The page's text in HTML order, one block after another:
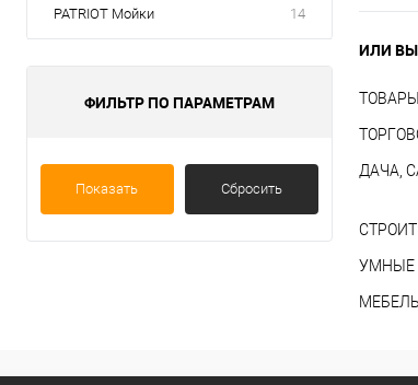
PATRIOT Мойки 14
ФИЛЬТР ПО ПАРАМЕТРАМ
Показать Сбросить
ИЛИ
ДАЧА,
УМНЫЕ